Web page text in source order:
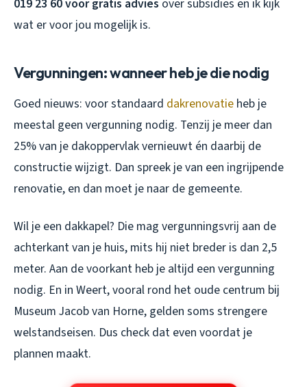
019 23 60 voor gratis advies over subsidies en ik kijk
wat er voor jou mogelijk is.
Vergunningen: wanneer heb je die nodig
Goed nieuws: voor standaard dakrenovatie heb je
meestal geen vergunning nodig. Tenzij je meer dan
25% van je dakoppervlak vernieuwt én daarbij de
constructie wijzigt. Dan spreek je van een ingrijpende
renovatie, en dan moet je naar de gemeente.
Wil je een dakkapel? Die mag vergunningsvrij aan de
achterkant van je huis, mits hij niet breder is dan 2,5
meter. Aan de voorkant heb je altijd een vergunning
nodig. En in Weert, vooral rond het oude centrum bij
Museum Jacob van Horne, gelden soms strengere
welstandseisen. Dus check dat even voordat je
plannen maakt.